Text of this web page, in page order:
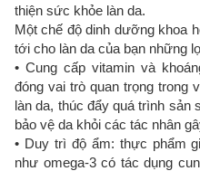
thiện sức khỏe làn da.
Một chế độ dinh dưỡng khoa
tới cho làn da của bạn những
• Cung cấp vitamin và
đóng vai trò quan trọng trong
làn da, thúc đẩy quá trình sản
bảo vệ da khỏi các tác nhân
• Duy trì độ ẩm: thực phẩm
như omega-3 có tác dụng